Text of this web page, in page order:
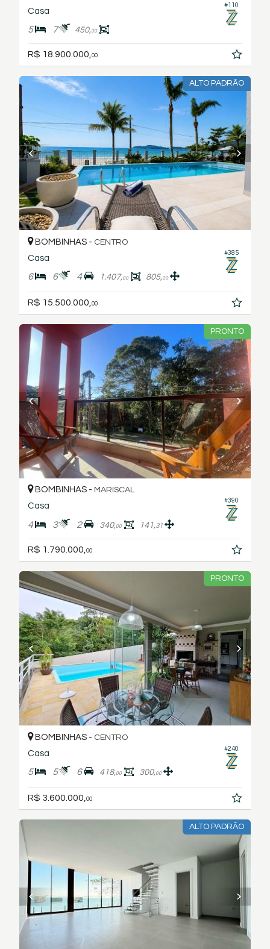
#110
Casa
5 7 450,00
R$ 18.900.000,00
ALTO PADRÃO
#385
BOMBINHAS - CENTRO
Casa
6 6 4 1.407,00 805,00
R$ 15.500.000, 00
PRONTO
#390
BOMBINHAS - MARISCAL
Casa
4 3 2 340,00 141,31
R$ 1.790.000,00
PRONTO
#240
BOMBINHAS - CENTRO
Casa
5 5 6 418,00 300,00
R$ 3.600.000, 00
ALTO PADRÃO